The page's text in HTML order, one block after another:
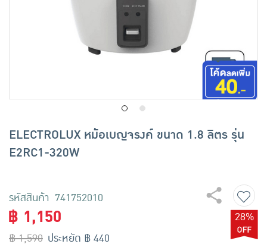
ขนมขบเคี้ยว และช็อคโกแลต
อาหารสด ผัก ผลไม้และเบเกอรี่
ELECTROLUX หม้อเบญจรงค์ ขนาด 1.8 ลิตร รุ่น
E2RC1-320W
รหัสสินค้า 741752010
฿ 1,150
฿ 1,590
28%
ประหยัด ฿ 440